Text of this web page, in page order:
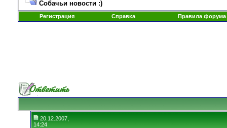
Собачьи новости :)
Регистрация Справка Правила форума
20.12.2007,
14:24